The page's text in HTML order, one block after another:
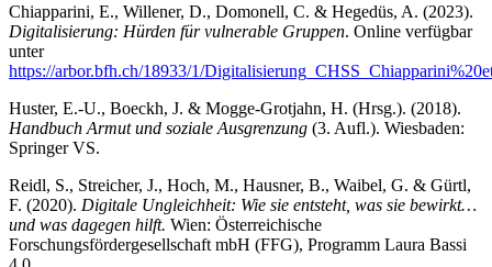
Chiapparini, E., Willener, D., Domonell, C. & Hegedüs, A. (2023).
Digitalisierung: Hürden für vulnerable Gruppen. Online verfügbar
unter
https://arbor.bfh.ch/18933/1/
Huster, E.-U., Boeckh, J. & Mogge-Grotjahn, H. (Hrsg.). (2018).
Handbuch Armut und soziale Ausgrenzung (3. Aufl.). Wiesbaden:
Springer VS.
Reidl, S., Streicher, J., Hoch, M., Hausner, B., Waibel, G. & Gürtl,
F. (2020). Digitale Ungleichheit: Wie sie entsteht, was sie bewirkt…
und was dagegen hilft. Wien: Österreichische
Forschungsfördergesellschaft mbH (FFG), Programm Laura Bassi